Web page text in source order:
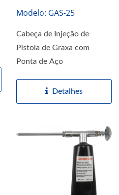
Modelo: GAS-25
Cabeça de Injeção de
Pistola de Graxa com
Ponta de Aço
Detalhes